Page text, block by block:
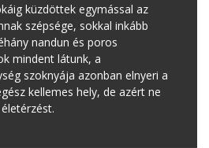
küzdöttek egymással az
szépsége, sokkal inkább
nandun és poros
mindent látunk, a
szoknyája azonban elnyeri a
kellemes hely, de azért ne